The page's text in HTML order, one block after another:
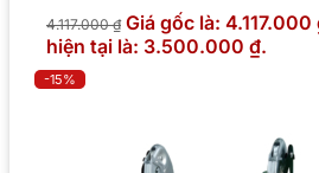
4.117.000₫ Giá gốc là: 4.117.000
hiện tại là: 3.500.000 ₫.
-15%